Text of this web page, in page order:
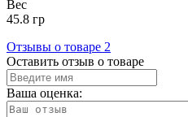
Вес
45.8 гр
Отзывы о товаре 2
Оставить отзыв о товаре
Ваша оценка: